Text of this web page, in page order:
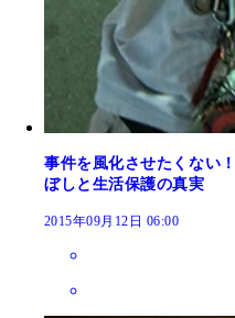
事件を風化させたくない
ぼしと生活保護の真実
2015年09月12日 06:00